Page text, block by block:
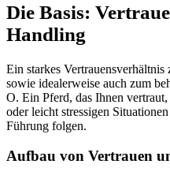
Die Basis:
Handling
Ein starkes
sowie idealerweise auch zum
O. Ein Pferd, das Ihnen
oder leicht stressigen
Führung folgen.
Aufbau von Vertrauen